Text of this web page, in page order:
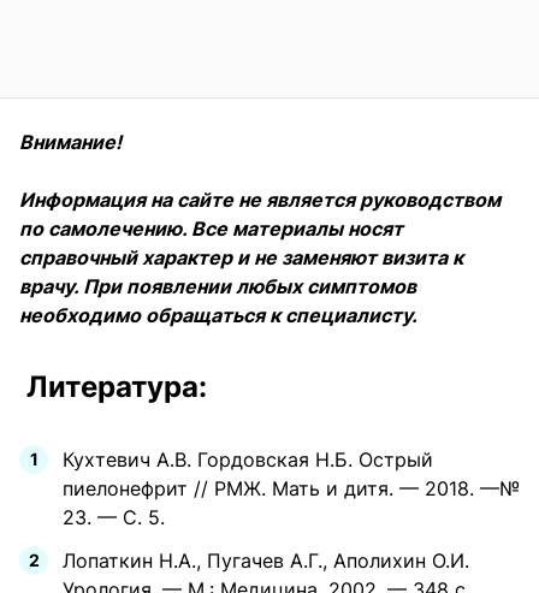
Внимание!
Информация на сайте не является руководством
по самолечению. Все материалы носят
справочный характер и не заменяют визита к
врачу. При появлении любых симптомов
необходимо обращаться к специалисту.
Литература:
Кухтевич А.В. Гордовская Н.Б. Острый
пиелонефрит // РМЖ. Мать и дитя. — 2018. —№
23. — С. 5.
Лопаткин Н.А., Пугачев А.Г., Аполихин О.И.